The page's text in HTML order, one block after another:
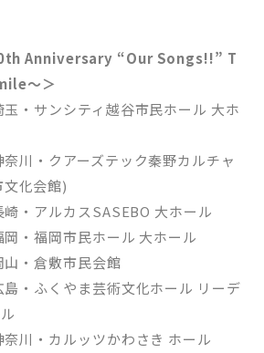
Anniversary “Our Songs!!” T
〜＞
・サンシティ越谷市民ホール 大ホ
川・クアーズテック秦野カルチャ
化会館)
・アルカスSASEBO 大ホール
・福岡市民ホール 大ホール
・倉敷市民会館
・ふくやま芸術文化ホール リーデ
川・カルッツかわさき ホール